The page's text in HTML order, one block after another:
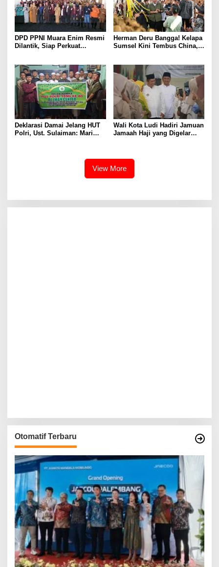
DPD PPNI Muara Enim Resmi
Dilantik, Siap Perkuat
Herman Deru Bangga! Kelapa
Sumsel Kini Tembus China,
Deklarasi Damai Jelang HUT
Polri, Ust. Sulaiman: Mari
Wali Kota Ludi Hadiri Jamuan
Jamaah Haji yang Digelar
View More
Otomatif Terbaru